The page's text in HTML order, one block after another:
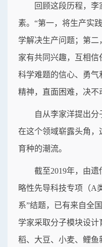
回顾这段历程，李
素。“第一，将生产实
学解决生产问题；第
家有共同兴趣，互相
科学难题的信心、勇气
精神，直面困难，决不
自从李家洋提出
在这个领域崭露头角
育种的潮流。
截至2019年，由
略性先导科技专项（A
系”结题，已有来自全
学家采取分子模块设
稻、大豆、小麦、鲤鱼